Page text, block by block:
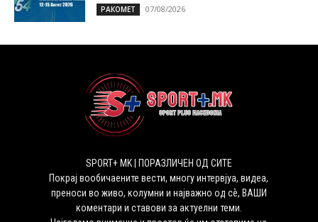
РАКОМЕТ 07/08/2026
SPORT+ MK | ПОРАЗЛИЧЕН ОД СИТЕ
Покрај вообичаените вести, многу интервјуа, видеа,
преноси во живо, колумни и најважно од сѐ, ВАШИ
коментари и ставови за актуелни теми.